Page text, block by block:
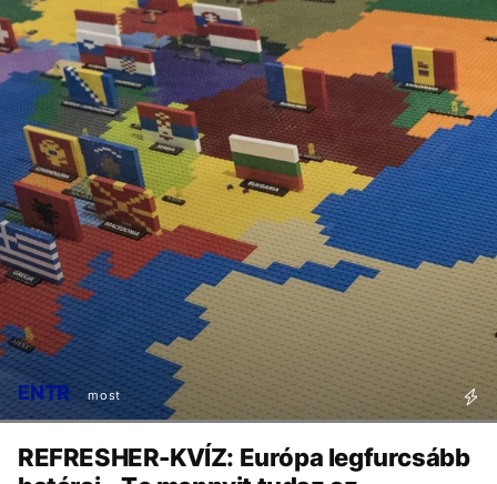
ENTR most
REFRESHER-KVÍZ: Európa legfurcsább